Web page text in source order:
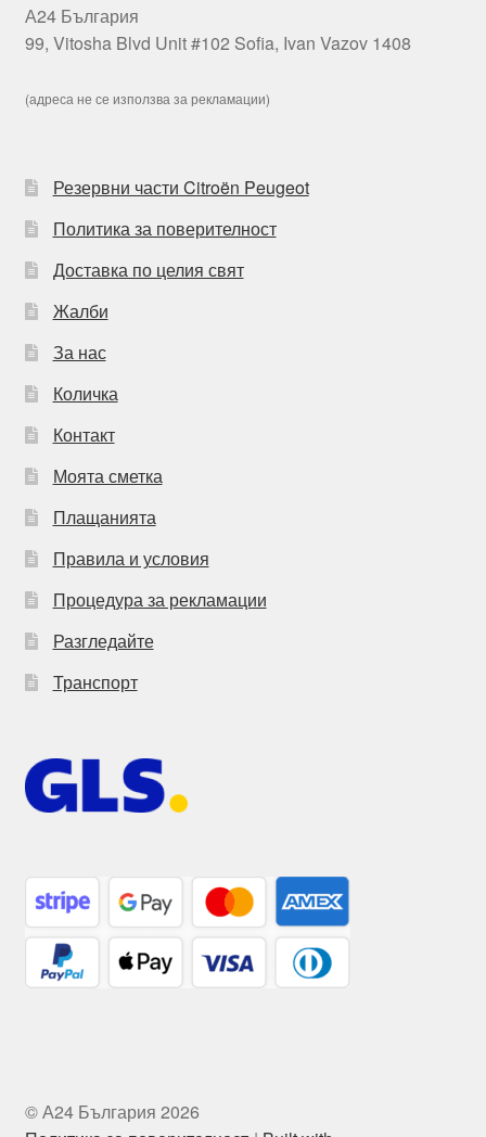
А24 България
99, Vitosha Blvd Unit #102 Sofia, Ivan Vazov 1408
(адреса не се използва за рекламации)
Резервни части Citroën Peugeot
Политика за поверителност
Доставка по целия свят
Жалби
За нас
Количка
Контакт
Моята сметка
Плащанията
Правила и условия
Процедура за рекламации
Разгледайте
Транспорт
© А24 България 2026